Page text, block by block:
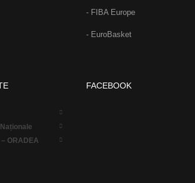
- FIBA Europe
- EuroBasket
ORADEA
FACEBOOK